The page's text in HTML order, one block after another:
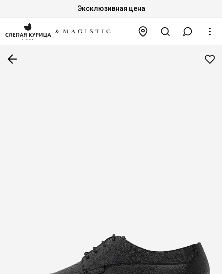
Эксклюзивная цена